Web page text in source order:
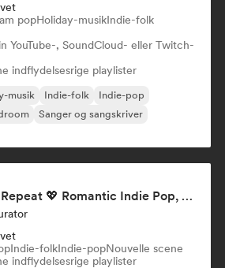
popHoliday-musikIndie-folk
YouTube-, SoundCloud- eller Twitch-
indflydelsesrige playlister
musik Indie-folk
Indie-pop
Sanger og sangskriver
Love on Repeat 💖 Romantic Indie Pop, Neo Soul & Singer-Songwriter
Indie-folkIndie-popNouvelle scene
indflydelsesrige playlister